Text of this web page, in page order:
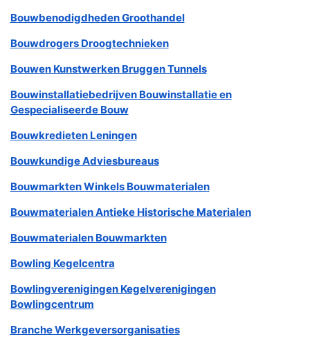
Bouwbenodigdheden Groothandel
Bouwdrogers Droogtechnieken
Bouwen Kunstwerken Bruggen Tunnels
Bouwinstallatiebedrijven Bouwinstallatie en
Gespecialiseerde Bouw
Bouwkredieten Leningen
Bouwkundige Adviesbureaus
Bouwmarkten Winkels Bouwmaterialen
Bouwmaterialen Antieke Historische Materialen
Bouwmaterialen Bouwmarkten
Bowling Kegelcentra
Bowlingverenigingen Kegelverenigingen
Bowlingcentrum
Branche Werkgeversorganisaties